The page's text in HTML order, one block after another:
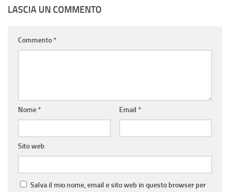
LASCIA UN COMMENTO
Commento*
Nome* Email *
Sito web
Salva il mio nome, email e sito web in questo browser per